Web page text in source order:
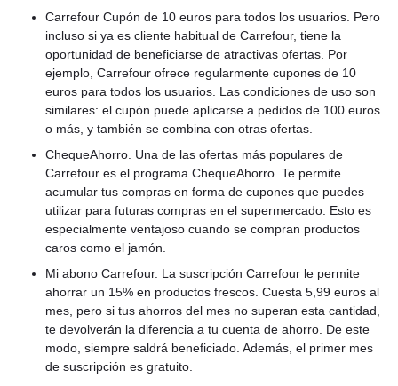
Carrefour Cupón de 10 euros para todos los usuarios. Pero
incluso si ya es cliente habitual de Carrefour, tiene la
oportunidad de beneficiarse de atractivas ofertas. Por
ejemplo, Carrefour ofrece regularmente cupones de 10
euros para todos los usuarios. Las condiciones de uso son
similares: el cupón puede aplicarse a pedidos de 100 euros
o más, y también se combina con otras ofertas.
ChequeAhorro. Una de las ofertas más populares de
Carrefour es el programa ChequeAhorro. Te permite
acumular tus compras en forma de cupones que puedes
utilizar para futuras compras en el supermercado. Esto es
especialmente ventajoso cuando se compran productos
caros como el jamón.
Mi abono Carrefour. La suscripción Carrefour le permite
ahorrar un 15% en productos frescos. Cuesta 5,99 euros al
mes, pero si tus ahorros del mes no superan esta cantidad,
te devolverán la diferencia a tu cuenta de ahorro. De este
modo, siempre saldrá beneficiado. Además, el primer mes
de suscripción es gratuito.